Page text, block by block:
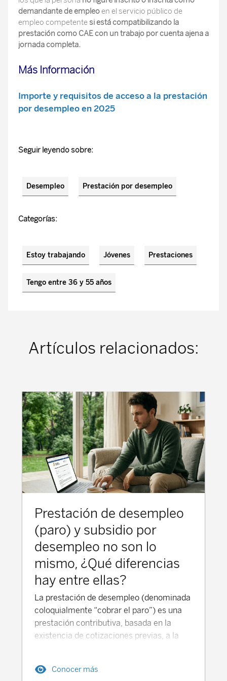
demandante de empleo en el servicio público de
empleo competente si está compatibilizando la
prestación como CAE con un trabajo por cuenta ajena a
jornada completa.
Más Información
Importe y requisitos de acceso a la prestación
por desempleo en 2025
Seguir leyendo sobre:
Desempleo Prestación por desempleo
Categorías:
Estoy trabajando Jóvenes Prestaciones
Tengo entre 36 y 55 años
Artículos relacionados:
Prestación de desempleo
(paro) y subsidio por
desempleo no son lo
mismo, ¿Qué diferencias
hay entre ellas?
La prestación de desempleo (denominada
coloquialmente “cobrar el paro”) es una
prestación contributiva, basada en la
existencia de cotizaciones previas, a la
situación legal de desempleo y se acredita
Conocer más